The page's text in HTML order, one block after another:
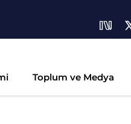
Toplum ve Medya